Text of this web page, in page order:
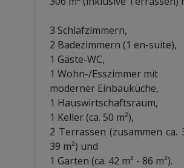
3 Schlafzimmern,
2 Badezimmern (1 en-suite),
1 Gäste-WC,
1 Wohn-/Esszimmer mit
moderner Einbauküche,
1 Hauswirtschaftsraum,
1 Keller (ca. 50 m²),
2 Terrassen (zusammen ca.
39 m²) und
1 Garten (ca. 42 m² - 86 m²).